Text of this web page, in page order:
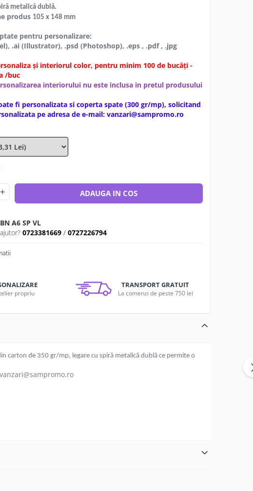
metalică dublă.
produs 105 x 148 mm
pentru personalizare:
.ai (Illustrator), .psd (Photoshop), .eps , .pdf , .jpg
și interiorul color, pentru minim 100 de bucăți -
/buc
interiorului nu este inclusa in pretul produsului
fi personalizata si coperta spate (300 gr/mp), solicitand
pe adresa de e-mail: vanzari@sampromo.ro
ADAUGA IN COS
BN A6 SP VL
0723381669 /0727226794
propriu
TRANSPORT GRATUIT
La comenzi de peste 750 lei
carton de 350 gr/mp, legare cu spiră metalică dublă ce permite o